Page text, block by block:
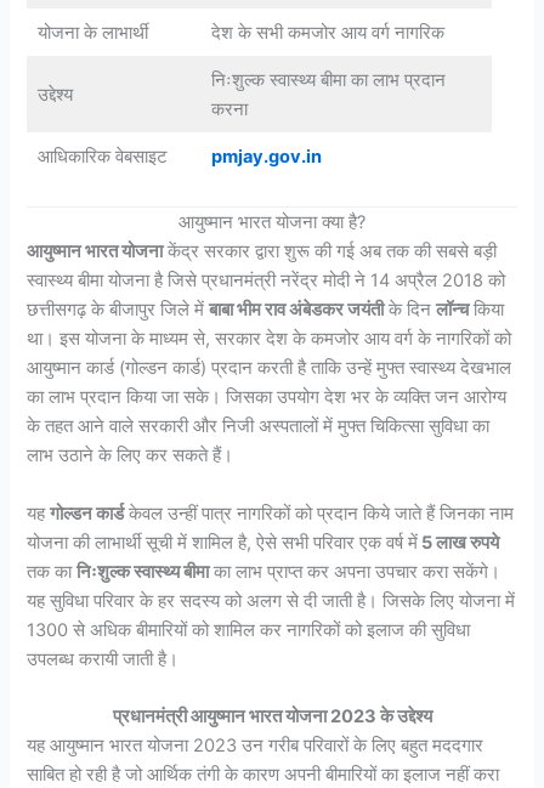
योजना के लाभार्थी देश के सभी कमजोर आय वर्ग नागरिक
उद्देश्य
निःशुल्क स्वास्थ्य बीमा का लाभ प्रदान
करना
आधिकारिक वेबसाइट pmjay.gov.in
आयुष्मान भारत योजना क्या है?
आयुष्मान भारत योजनाकेंद्र सरकार द्वारा शुरू की गई अब तक की सबसे बड़ी
स्वास्थ्य बीमा योजना है जिसे प्रधानमंत्री नरेंद्र मोदी ने 14 अप्रैल 2018 को
छत्तीसगढ़ के बीजापुर जिले मेंबाबा भीम राव अंबेडकर जयंतीके दिनलॉन्चकिया
था। इस योजना के माध्यम से, सरकार देश के कमजोर आय वर्ग के नागरिकों को
आयुष्मान कार्ड (गोल्डन कार्ड) प्रदान करती है ताकि उन्हें मुफ्त स्वास्थ्य देखभाल
का लाभ प्रदान किया जा सके। जिसका उपयोग देश भर के व्यक्ति जन आरोग्य
के तहत आने वाले सरकारी और निजी अस्पतालों में मुफ्त चिकित्सा सुविधा का
लाभ उठाने के लिए कर सकते हैं।
यहगोल्डन कार्डकेवल उन्हीं पात्र नागरिकों को प्रदान किये जाते हैं जिनका नाम
योजना की लाभार्थी सूची में शामिल है, ऐसे सभी परिवार एक वर्ष में 5 लाख रुपये
तक कानिःशुल्क स्वास्थ्य बीमाका लाभ प्राप्त कर अपना उपचार करा सकेंगे।
यह सुविधा परिवार के हर सदस्य को अलग से दी जाती है। जिसके लिए योजना में
1300 से अधिक बीमारियों को शामिल कर नागरिकों को इलाज की सुविधा
उपलब्ध करायी जाती है।
प्रधानमंत्री आयुष्मान भारत योजना 2023 के उद्देश्य
यह आयुष्मान भारत योजना 2023 उन गरीब परिवारों के लिए बहुत मददगार
साबित हो रही है जो आर्थिक तंगी के कारण अपनी बीमारियों का इलाज नहीं करा